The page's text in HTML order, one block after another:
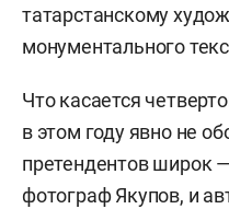
татарстанскому
монументального
Что касается
в этом году явно не
претендентов широк
фотограф Якупов, и